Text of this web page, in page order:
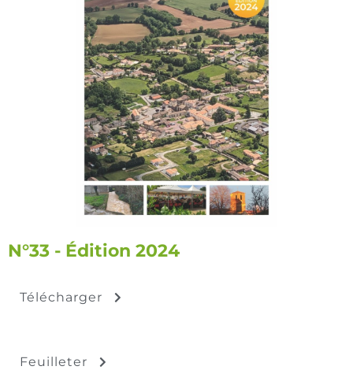
N°33 - Édition 2024
Télécharger
Feuilleter